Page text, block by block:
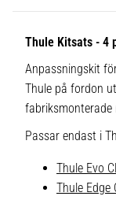
Thule Kitsats - 4
Anpassningskit
Thule på fordon
fabriksmonterade
Passar endast i
Thule Evo
Thule Edge